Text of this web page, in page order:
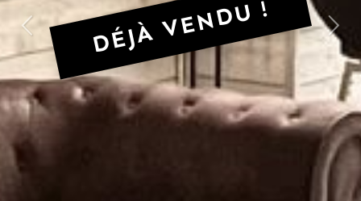
DÉJÀ VENDU !